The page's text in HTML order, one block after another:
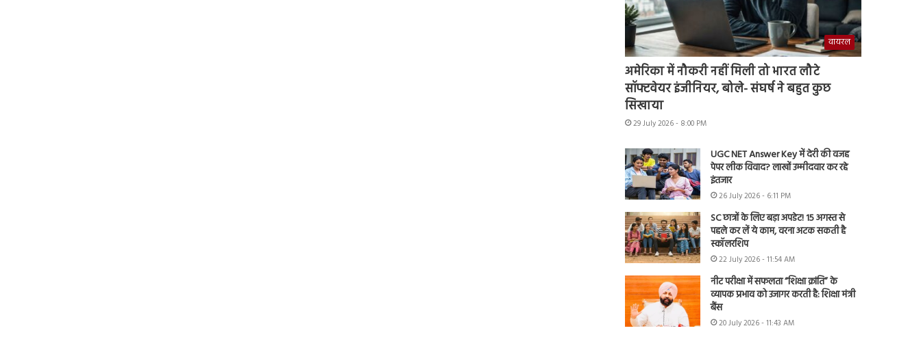
वायरल
अमेरिका में नौकरी नहीं मिली तो भारत लौटे
सॉफ्टवेयर इंजीनियर, बोले- संघर्ष ने बहुत कुछ
सिखाया
29 July 2026 - 8:00 PM
UGC NET Answer Key में देरी की वजह
पेपर लीक विवाद? लाखों उम्मीदवार कर रहे
इंतजार
26 July 2026 - 6:11 PM
SC छात्रों के लिए बड़ा अपडेट! 15 अगस्त से
पहले कर लें ये काम, वरना अटक सकती है
स्कॉलरशिप
22 July 2026 - 11:54 AM
नीट परीक्षा में सफलता “शिक्षा क्रांति” के
व्यापक प्रभाव को उजागर करती है: शिक्षा मंत्री
बैंस
20 July 2026 - 11:43 AM